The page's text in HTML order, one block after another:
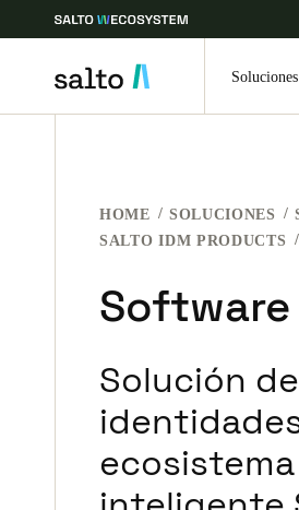
Global Europe
|Español
Guardar la nueva selección
Soluciones
HOME SOLUCIONES
SALTO IDM PRODUCTS
Software
Solución